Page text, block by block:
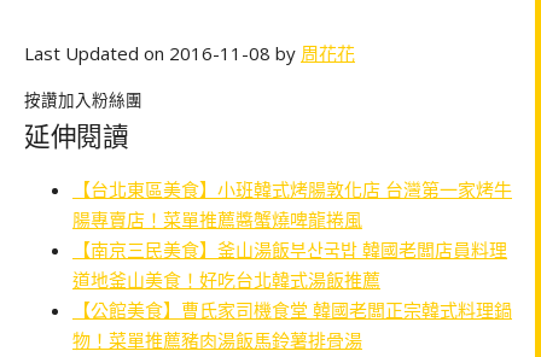
Last Updated on 2016-11-08 by 周花花
按讚加入粉絲團
延伸閱讀
【台北東區美食】小班韓式烤腸敦化店 台灣第一家烤牛
腸專賣店！菜單推薦醬蟹燒啤龍捲風
【南京三民美食】釜山湯飯부산국밥 韓國老闆店員料理
道地釜山美食！好吃台北韓式湯飯推薦
【公館美食】曹氏家司機食堂 韓國老闆正宗韓式料理鍋
物！菜單推薦豬肉湯飯馬鈴薯排骨湯